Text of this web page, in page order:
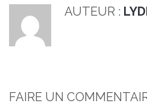
AUTEUR :
FAIRE UN